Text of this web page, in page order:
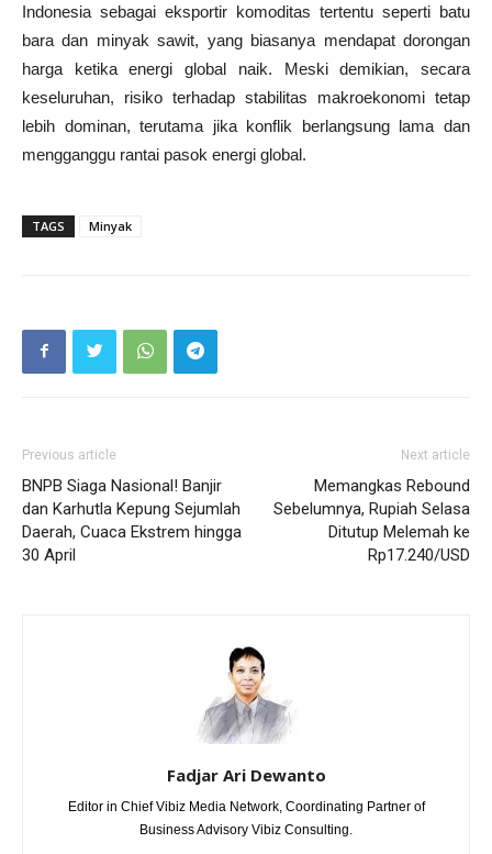
Indonesia sebagai eksportir komoditas tertentu seperti batu
bara dan minyak sawit, yang biasanya mendapat dorongan
harga ketika energi global naik. Meski demikian, secara
keseluruhan, risiko terhadap stabilitas makroekonomi tetap
lebih dominan, terutama jika konflik berlangsung lama dan
mengganggu rantai pasok energi global.
TAGS Minyak
Previous article
BNPB Siaga Nasional! Banjir
dan Karhutla Kepung Sejumlah
Daerah, Cuaca Ekstrem hingga
30 April
Next article
Memangkas Rebound
Sebelumnya, Rupiah Selasa
Ditutup Melemah ke
Rp17.240/USD
Fadjar Ari Dewanto
Editor in Chief Vibiz Media Network, Coordinating Partner of
Business Advisory Vibiz Consulting.